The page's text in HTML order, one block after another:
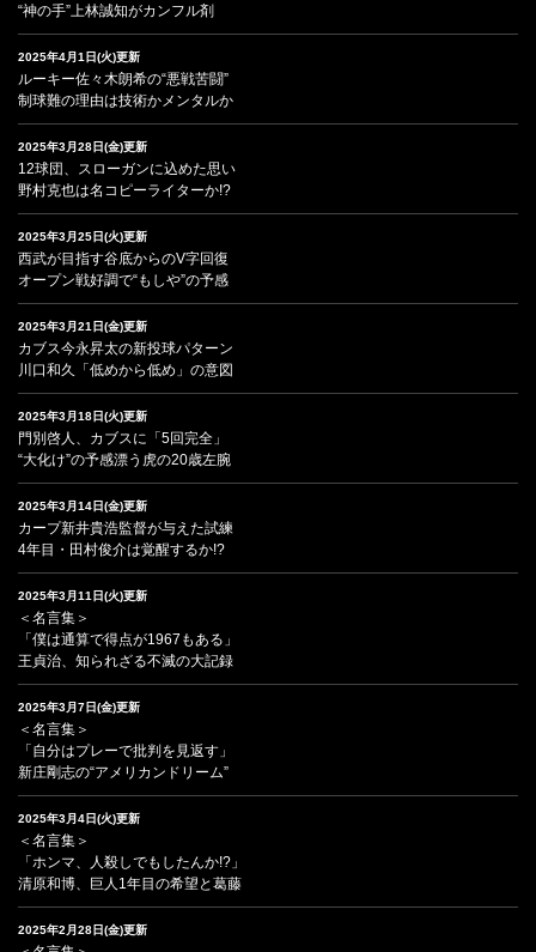
“神の手”上林誠知がカンフル剤
2025年4月1日(火)更新
ルーキー佐々木朗希の“悪戦苦闘”
制球難の理由は技術かメンタルか
2025年3月28日(金)更新
12球団、スローガンに込めた思い
野村克也は名コピーライターか!?
2025年3月25日(火)更新
西武が目指す谷底からのV字回復
オープン戦好調で“もしや”の予感
2025年3月21日(金)更新
カブス今永昇太の新投球パターン
川口和久「低めから低め」の意図
2025年3月18日(火)更新
門別啓人、カブスに「5回完全」
“大化け”の予感漂う虎の20歳左腕
2025年3月14日(金)更新
カープ新井貴浩監督が与えた試練
4年目・田村俊介は覚醒するか!?
2025年3月11日(火)更新
＜名言集＞
「僕は通算で得点が1967もある」
王貞治、知られざる不滅の大記録
2025年3月7日(金)更新
＜名言集＞
「自分はプレーで批判を見返す」
新庄剛志の“アメリカンドリーム”
2025年3月4日(火)更新
＜名言集＞
「ホンマ、人殺しでもしたんか!?」
清原和博、巨人1年目の希望と葛藤
2025年2月28日(金)更新